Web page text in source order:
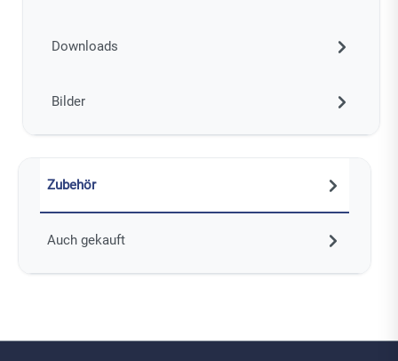
Downloads
Bilder
Zubehör
Auch gekauft